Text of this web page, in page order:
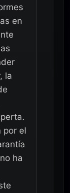
en
la
por el
ha